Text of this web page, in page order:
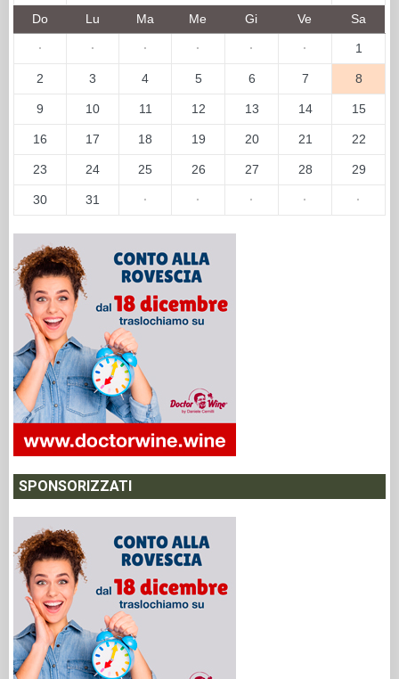
Do Lu Ma Me Gi Ve Sa
· · · · · · 1
2 3 4 5 6 7 8
9 10 11 12 13 14 15
16 17 18 19 20 21 22
23 24 25 26 27 28 29
30 31 · · · · ·
SPONSORIZZATI